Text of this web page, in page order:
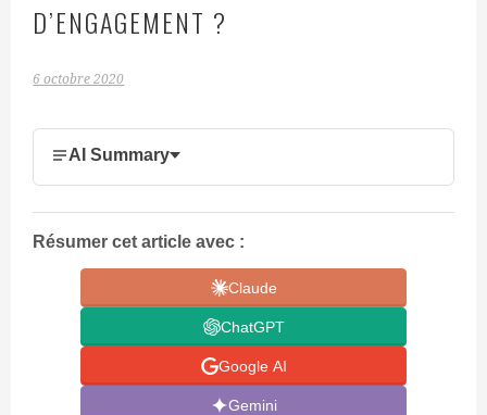
D’ENGAGEMENT ?
6 octobre 2020
AI Summary
Résumer cet article avec :
Claude
ChatGPT
Google AI
Gemini